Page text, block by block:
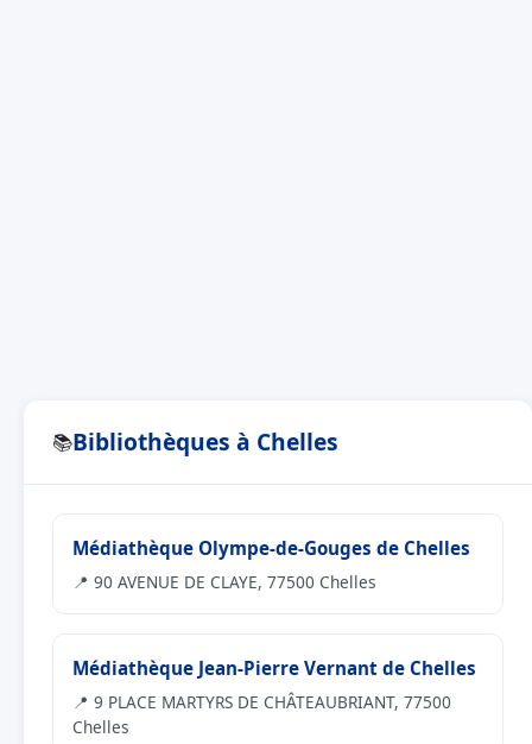
📚Bibliothèques à Chelles
Médiathèque Olympe-de-Gouges de Chelles
📍 90 AVENUE DE CLAYE, 77500 Chelles
Médiathèque Jean-Pierre Vernant de Chelles
📍 9 PLACE MARTYRS DE CHÂTEAUBRIANT, 77500
Chelles